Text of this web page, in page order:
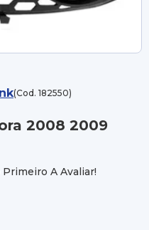
(Cod. 182550)
2008 2009
Primeiro A Avaliar!